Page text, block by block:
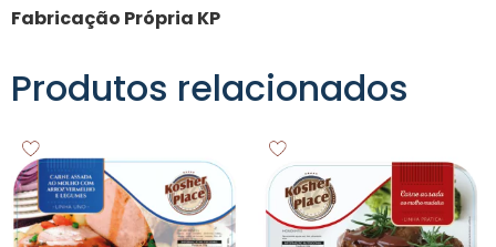
Fabricação Própria KP
Produtos relacionados